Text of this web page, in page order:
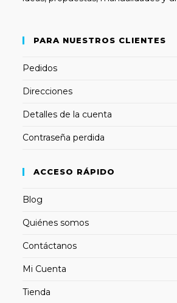
PARA NUESTROS CLIENTES
Pedidos
Direcciones
Detalles de la cuenta
Contraseña perdida
ACCESO RÁPIDO
Blog
Quiénes somos
Contáctanos
Mi Cuenta
Tienda